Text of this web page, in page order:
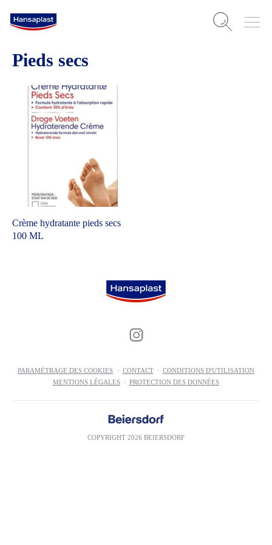
Pieds secs
Crème hydratante pieds secs
100 ML
PARAMÉTRAGE DES COOKIES CONTACT
CONDITIONS D'UTILISATION
MENTIONS LÉGALES
PROTECTION DES DONNÉES
COPYRIGHT 2026 BEIERSDORF